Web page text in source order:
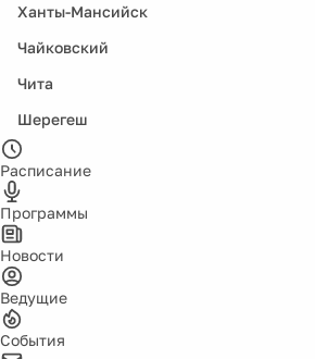
Ханты-Мансийск
Чайковский
Чита
Шерегеш
Расписание
Программы
Новости
Ведущие
События